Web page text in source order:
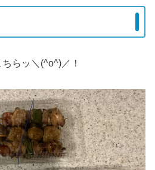
ちらッ＼(^o^)／！